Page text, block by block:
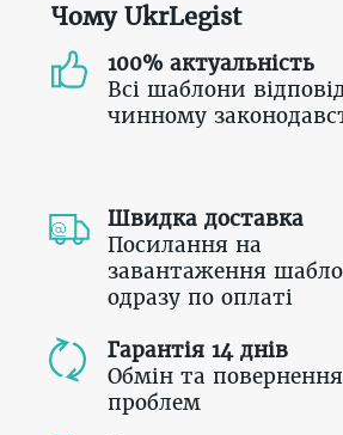
Чому UkrLegist
100% актуальність
Всі шаблони
чинному
Швидка доставка
Посилання на
завантаження
одразу по оплаті
Гарантія 14 днів
Обмін та
проблем